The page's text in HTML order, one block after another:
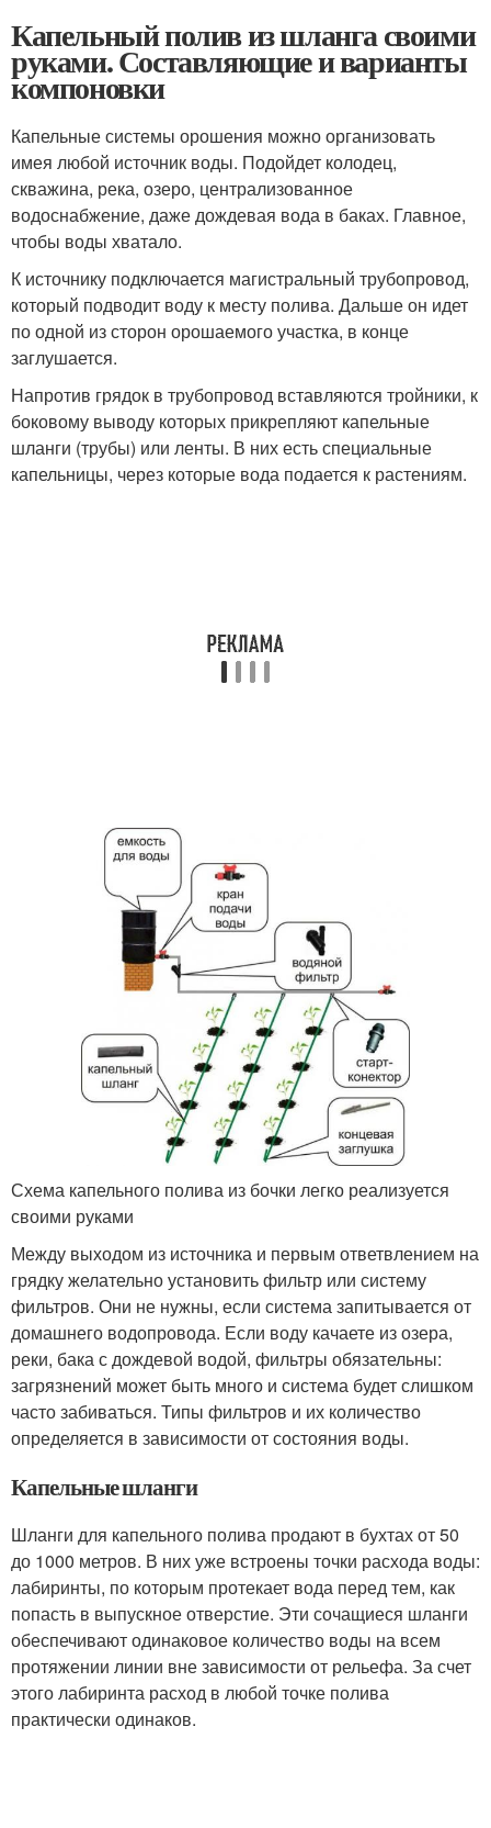
Капельный полив из шланга своими
руками. Составляющие и варианты
компоновки
Капельные системы орошения можно организовать
имея любой источник воды. Подойдет колодец,
скважина, река, озеро, централизованное
водоснабжение, даже дождевая вода в баках. Главное,
чтобы воды хватало.
К источнику подключается магистральный трубопровод,
который подводит воду к месту полива. Дальше он идет
по одной из сторон орошаемого участка, в конце
заглушается.
Напротив грядок в трубопровод вставляются тройники, к
боковому выводу которых прикрепляют капельные
шланги (трубы) или ленты. В них есть специальные
капельницы, через которые вода подается к растениям.
Схема капельного полива из бочки легко реализуется
своими руками
Между выходом из источника и первым ответвлением на
грядку желательно установить фильтр или систему
фильтров. Они не нужны, если система запитывается от
домашнего водопровода. Если воду качаете из озера,
реки, бака с дождевой водой, фильтры обязательны:
загрязнений может быть много и система будет слишком
часто забиваться. Типы фильтров и их количество
определяется в зависимости от состояния воды.
Капельные шланги
Шланги для капельного полива продают в бухтах от 50
до 1000 метров. В них уже встроены точки расхода воды:
лабиринты, по которым протекает вода перед тем, как
попасть в выпускное отверстие. Эти сочащиеся шланги
обеспечивают одинаковое количество воды на всем
протяжении линии вне зависимости от рельефа. За счет
этого лабиринта расход в любой точке полива
практически одинаков.